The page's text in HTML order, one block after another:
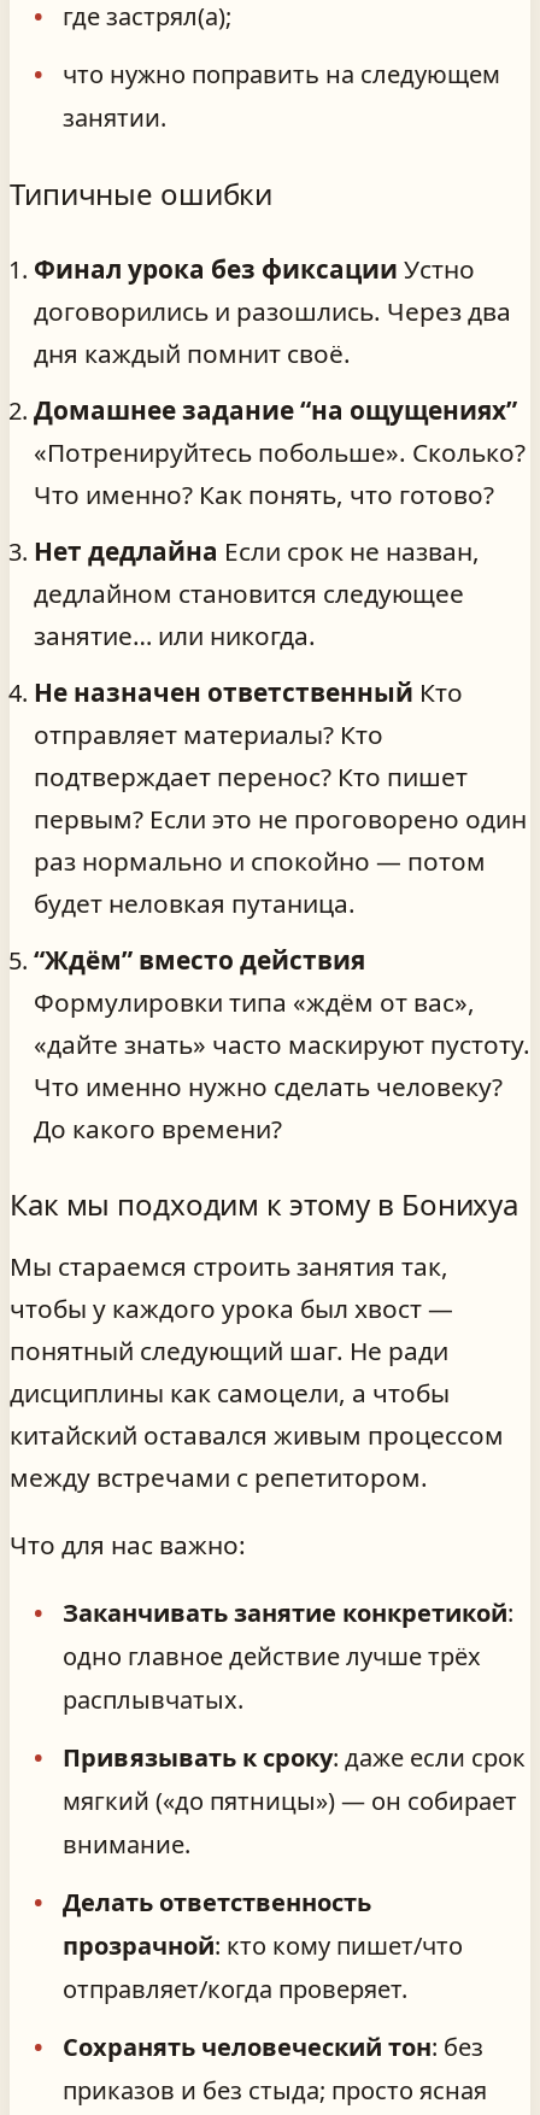
где застрял(а);
что нужно поправить на следующем
занятии.
Типичные ошибки
Финал урока без фиксации Устно
договорились и разошлись. Через два
дня каждый помнит своё.
Домашнее задание “на ощущениях”
«Потренируйтесь побольше». Сколько?
Что именно? Как понять, что готово?
Нет дедлайна Если срок не назван,
дедлайном становится следующее
занятие… или никогда.
Не назначен ответственный Кто
отправляет материалы? Кто
подтверждает перенос? Кто пишет
первым? Если это не проговорено один
раз нормально и спокойно — потом
будет неловкая путаница.
“Ждём” вместо действия
Формулировки типа «ждём от вас»,
«дайте знать» часто маскируют пустоту.
Что именно нужно сделать человеку?
До какого времени?
Как мы подходим к этому в Бонихуа
Мы стараемся строить занятия так,
чтобы у каждого урока был хвост —
понятный следующий шаг. Не ради
дисциплины как самоцели, а чтобы
китайский оставался живым процессом
между встречами с репетитором.
Что для нас важно:
Заканчивать занятие конкретикой:
одно главное действие лучше трёх
расплывчатых.
Привязывать к сроку: даже если срок
мягкий («до пятницы») — он собирает
внимание.
Делать ответственность
прозрачной: кто кому пишет/что
отправляет/когда проверяет.
Сохранять человеческий тон: без
приказов и без стыда; просто ясная